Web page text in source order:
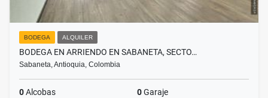
BODEGA ALQUILER
BODEGA EN ARRIENDO EN SABANETA, SECTO…
Sabaneta, Antioquia, Colombia
0Alcobas 0Garaje